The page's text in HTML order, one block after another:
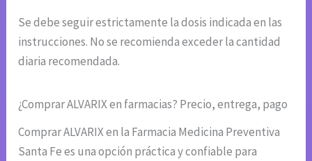
Se debe seguir estrictamente la dosis indicada en las
instrucciones. No se recomienda exceder la cantidad
diaria recomendada.
¿Comprar ALVARIX en farmacias? Precio, entrega, pago
Comprar ALVARIX en la Farmacia Medicina Preventiva
Santa Fe es una opción práctica y confiable para